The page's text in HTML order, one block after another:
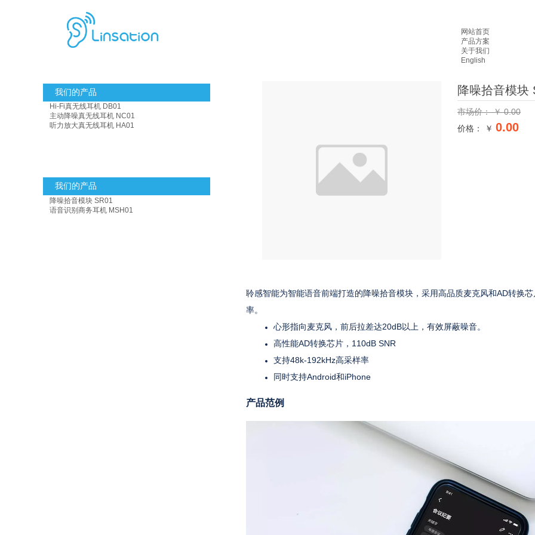
我们的产品
我们的产品
Hi-Fi真无线耳机 DB01
主动降噪真无线耳机 NC01
听力放大真无线耳机 HA01
降噪拾音模块 SR01
语音识别商务耳机 MSH01
降噪拾音模块
市场价：￥0.00
价格： ￥ 0.00
聆感智能为智能语音前端打造的降噪拾音模块，采用高品质麦克风和AD转换
率。
心形指向麦克风，前后拉差达20dB以上，有效屏蔽噪音。
高性能AD转换芯片，110dB SNR
支持48k-192kHz高采样率
同时支持Android和iPhone
产品范例
网站首页
产品方案
关于我们
English